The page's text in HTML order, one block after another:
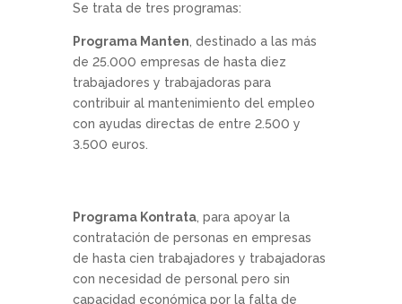
Se trata de tres programas:
Programa Manten , destinado a las más
de 25.000 empresas de hasta diez
trabajadores y trabajadoras para
contribuir al mantenimiento del empleo
con ayudas directas de entre 2.500 y
3.500 euros.
Programa Kontrata, para apoyar la
contratación de personas en empresas
de hasta cien trabajadores y trabajadoras
con necesidad de personal pero sin
capacidad económica por la falta de